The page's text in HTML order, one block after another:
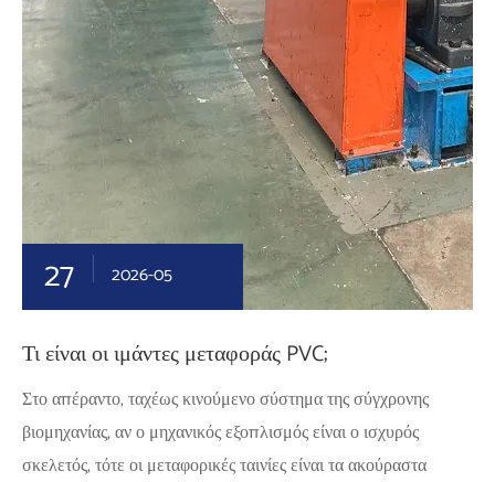
27 2026-05
Τι είναι οι ιμάντες μεταφοράς PVC;
Στο απέραντο, ταχέως κινούμενο σύστημα της σύγχρονης
βιομηχανίας, αν ο μηχανικός εξοπλισμός είναι ο ισχυρός
σκελετός, τότε οι μεταφορικές ταινίες είναι τα ακούραστα